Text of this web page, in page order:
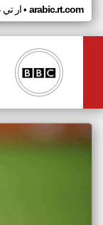
ار• arabic.rt.com